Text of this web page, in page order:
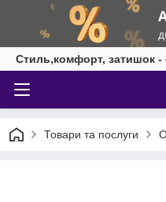
Стиль,комфорт, затишок
Товари та послуги